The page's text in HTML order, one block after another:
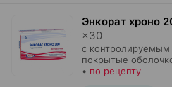
Энкорат хроно
×30
с
покрытые
• по рецепту